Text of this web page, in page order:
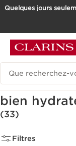
ALLER AU
Quelques jours
Historique des recherches
Tous les
bien
(33)
Filtres